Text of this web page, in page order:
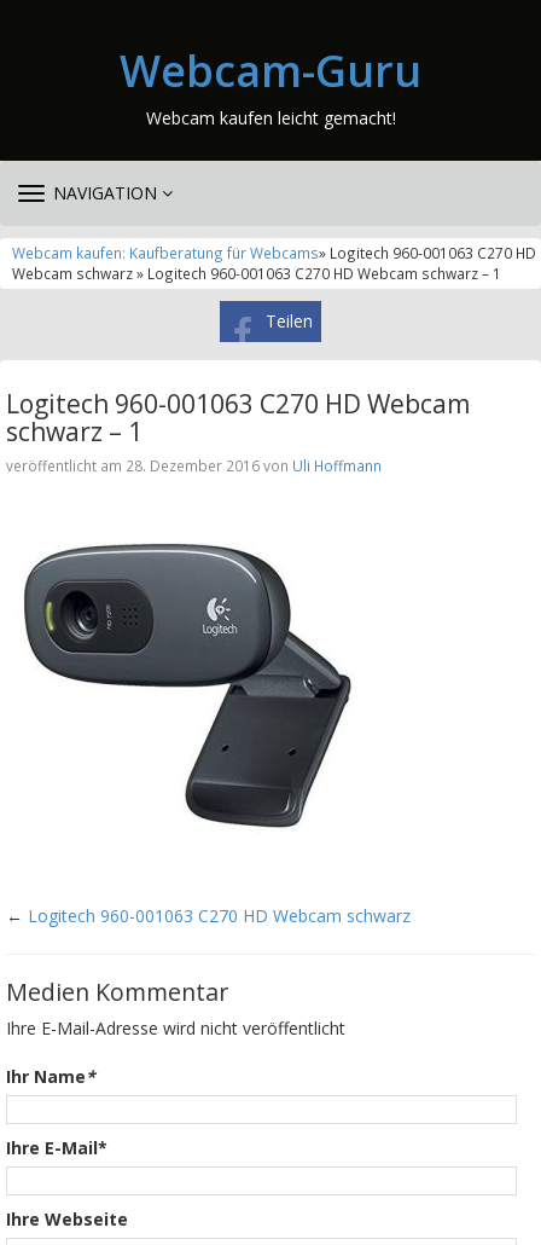
Webcam-Guru
Webcam kaufen leicht gemacht!
TOGGLE
NAVIGATION
Webcam kaufen: Kaufberatung für Webcams» Logitech 960-001063 C270 HD
Webcam schwarz » Logitech 960-001063 C270 HD Webcam schwarz – 1
Teilen
Logitech 960-001063 C270 HD Webcam
schwarz – 1
veröffentlicht am 28. Dezember 2016 von Uli Hoffmann
← Logitech 960-001063 C270 HD Webcam schwarz
Medien Kommentar
Ihre E-Mail-Adresse wird nicht veröffentlicht
Ihr Name*
Ihre E-Mail*
Ihre Webseite